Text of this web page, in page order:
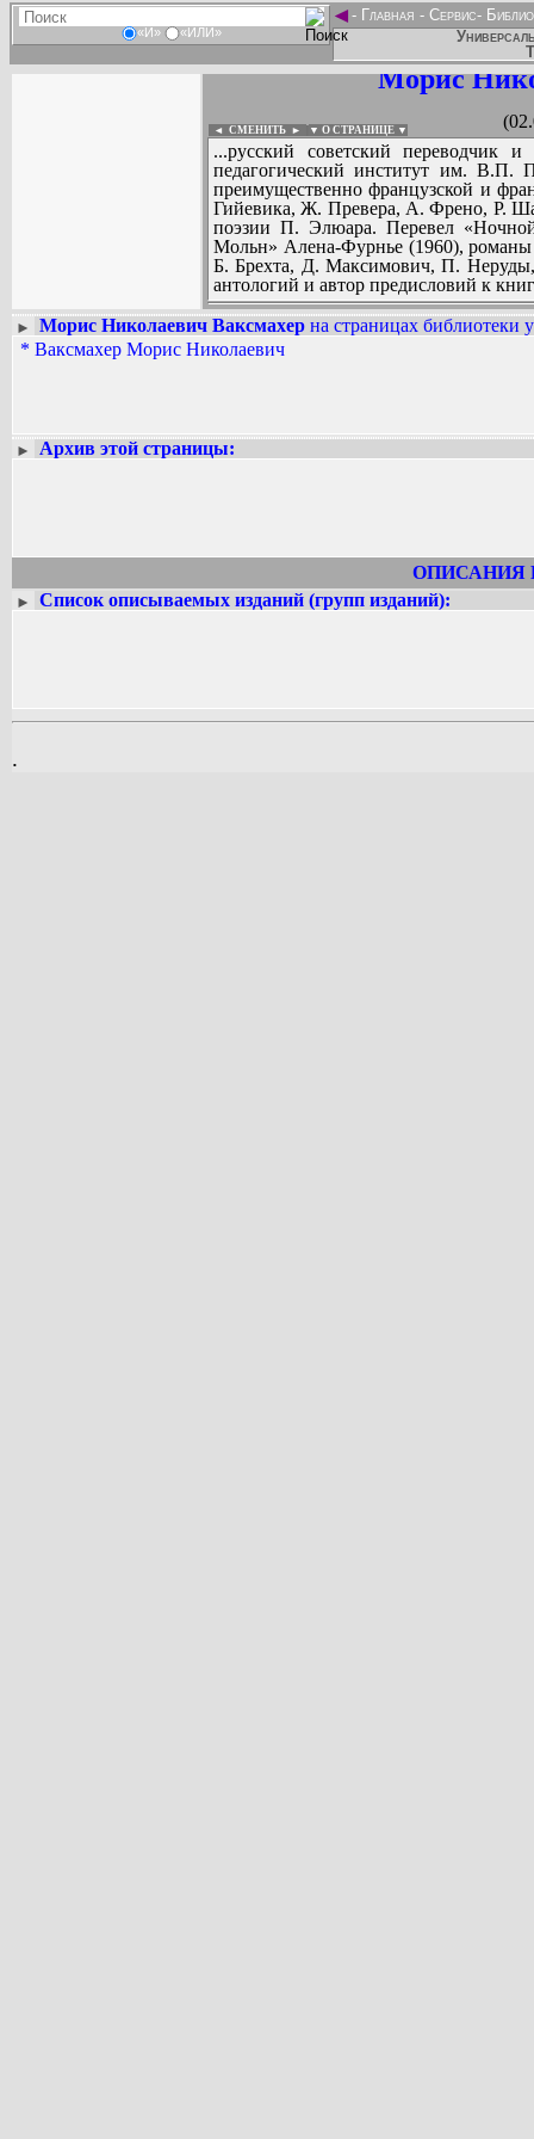
«И» «ИЛИ»
◄- Главная - Сервис-
Морис
◄ СМЕНИТЬ ► ▼ О СТРАНИЦЕ ▼
...русский советский переводчик
педагогический институт им. В.П.
преимущественно французской и
Гийевика, Ж. Превера, А. Френо, Р.
поэзии П. Элюара. Перевел
Мольн» Алена-Фурнье (1960),
Б. Брехта, Д. Максимович, П.
антологий и автор предисловий к
Вадим Ершов...
► Морис Николаевич Ваксмахер на страницах библиотеки
* Ваксмахер Морис Николаевич
► Архив этой страницы:
ОПИСАНИЯ
► Список описываемых изданий (групп изданий):
.